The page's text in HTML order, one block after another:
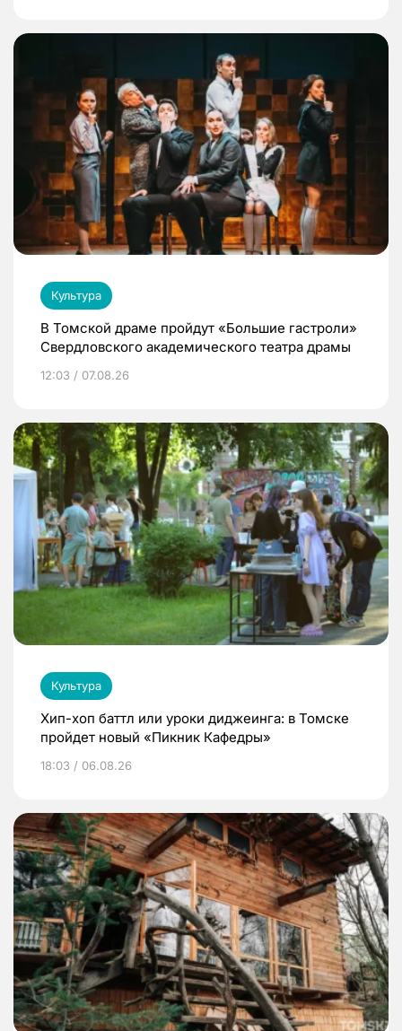
Культура
В Томской драме пройдут «Большие гастроли»
Свердловского академического театра драмы
12:03 / 07.08.26
Культура
Хип-хоп баттл или уроки диджеинга: в Томске
пройдет новый «Пикник Кафедры»
18:03 / 06.08.26